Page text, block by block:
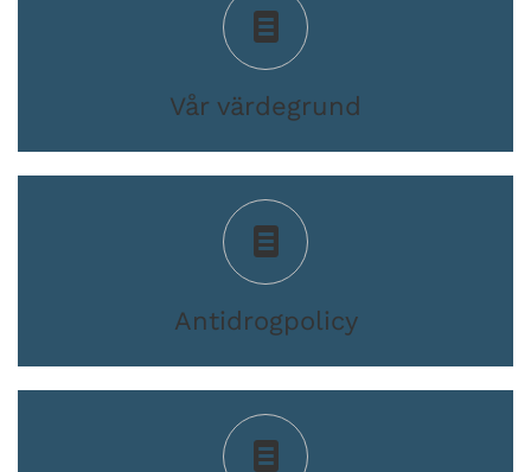
Vår värdegrund
Antidrogpolicy